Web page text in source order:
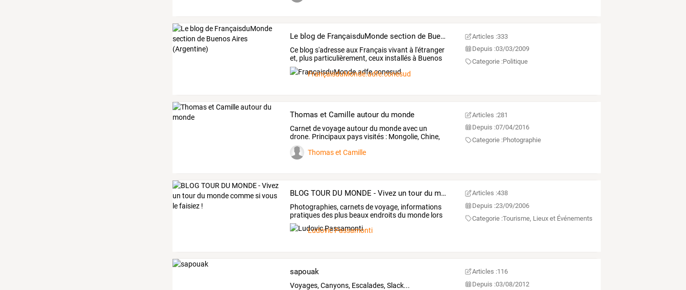
Le blog de FrançaisduMonde section de Buenos Aires (Argentine)
Ce blog s'adresseaux Françaisvivant à l'étranger
et, plus particulièrement, ceux installésà Buenos
Aires
FrançaisduMonde.adfe.conesud
Articles :333
Depuis :03/03/2009
Categorie :Politique
Thomas et Camille autour du monde
Carnet devoyageautourdu mondeavec un
drone. Principaux paysvisités : Mongolie, Chine,
Japon,
Thomas et Camille
Articles :281
Depuis :07/04/2016
Categorie :Photographie
BLOG TOUR DU MONDE - Vivez un tour du monde comme si vous le faisiez !
Photographies, carnetsdevoyage, informations
pratiquesdes plus beauxendroitsdu monde lors
de
Ludovic Passamonti
Articles :438
Depuis :23/09/2006
Categorie :Tourisme, Lieux et Événements
sapouak
Voyages, Canyons, Escalades, Slack...
Articles :116
Depuis :03/08/2012